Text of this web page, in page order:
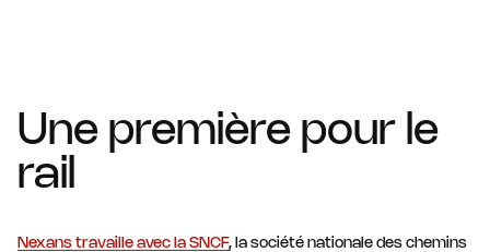
Une première pour le
rail
Nexans travaille avec la SNCF, la société nationale des chemins